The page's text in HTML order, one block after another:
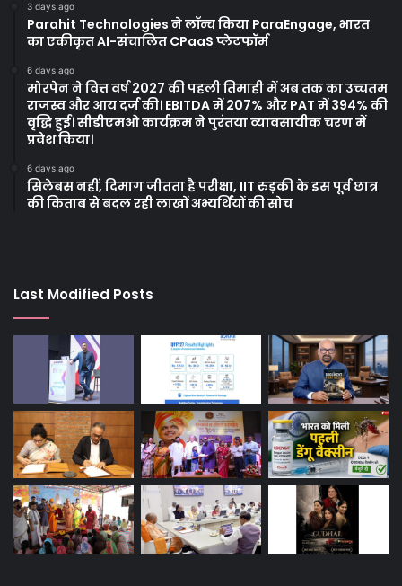
3 days ago
Parahit Technologies ने लॉन्च किया ParaEngage, भारत
का एकीकृत AI-संचालित CPaaS प्लेटफॉर्म
6 days ago
मोरपेन ने वित्त वर्ष 2027 की पहली तिमाही में अब तक का उच्चतम
राजस्व और आय दर्ज की। EBITDA में 207% और PAT में 394% की
वृद्धि हुई। सीडीएमओ कार्यक्रम ने पुरंतया व्यावसायीक चरण में
प्रवेश किया।
6 days ago
सिलेबस नहीं, दिमाग जीतता है परीक्षा, IIT रुड़की के इस पूर्व छात्र
की किताब से बदल रही लाखों अभ्यर्थियों की सोच
Last Modified Posts